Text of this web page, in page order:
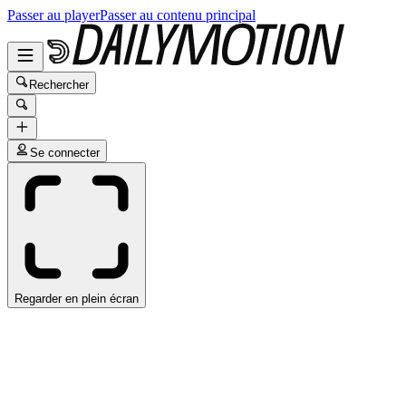
Passer au playerPasser au contenu principal
Rechercher
Se connecter
Regarder en plein écran